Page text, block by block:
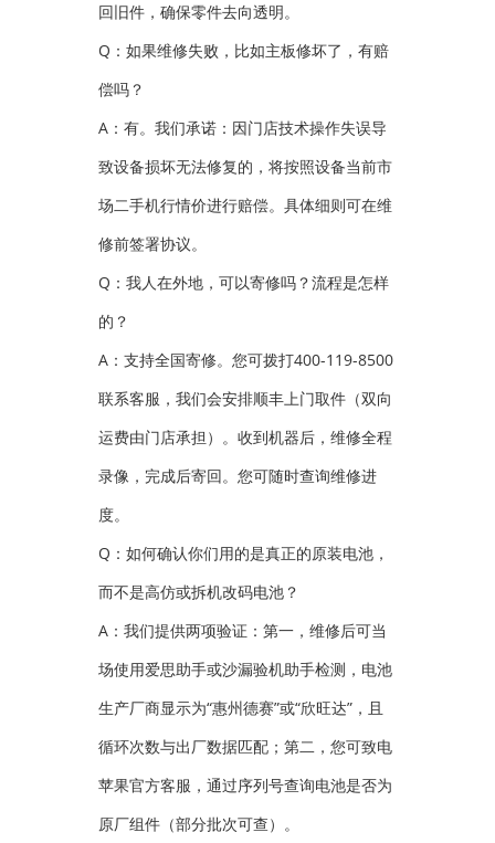
回旧件，确保零件去向透明。
Q：如果维修失败，比如主板修坏了，有赔
偿吗？
A：有。我们承诺：因门店技术操作失误导
致设备损坏无法修复的，将按照设备当前市
场二手机行情价进行赔偿。具体细则可在维
修前签署协议。
Q：我人在外地，可以寄修吗？流程是怎样
的？
A：支持全国寄修。您可拨打400-119-8500
联系客服，我们会安排顺丰上门取件（双向
运费由门店承担）。收到机器后，维修全程
录像，完成后寄回。您可随时查询维修进
度。
Q：如何确认你们用的是真正的原装电池，
而不是高仿或拆机改码电池？
A：我们提供两项验证：第一，维修后可当
场使用爱思助手或沙漏验机助手检测，电池
生产厂商显示为“惠州德赛”或“欣旺达”，且
循环次数与出厂数据匹配；第二，您可致电
苹果官方客服，通过序列号查询电池是否为
原厂组件（部分批次可查）。